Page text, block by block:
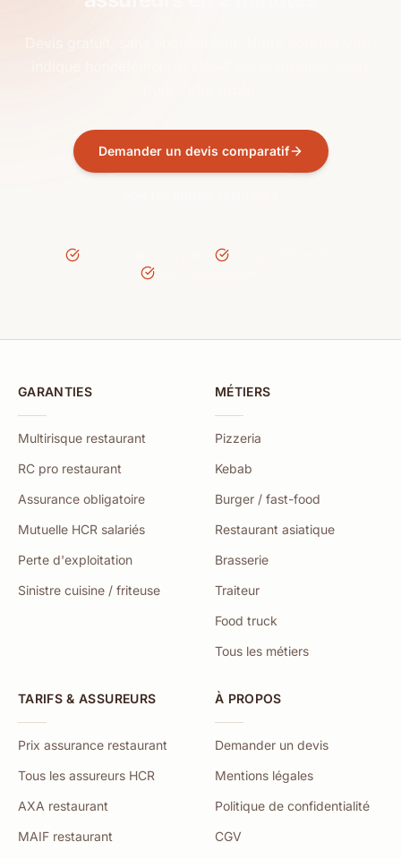
Demander un devis comparatif
Sans engagement
GARANTIES
Multirisque restaurant
RC pro restaurant
Assurance obligatoire
Mutuelle HCR salariés
Perte d'exploitation
Sinistre cuisine / friteuse
MÉTIERS
Pizzeria
Kebab
Burger / fast-food
Restaurant asiatique
Brasserie
Traiteur
Food truck
Tous les métiers
TARIFS & ASSUREURS
Prix assurance restaurant
Tous les assureurs HCR
AXA restaurant
MAIF restaurant
À PROPOS
Demander un devis
Mentions légales
Politique de confidentialité
CGV